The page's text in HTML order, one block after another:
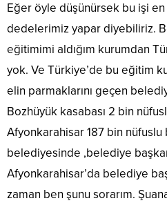
Eğer öyle düşünürsek bu işi en
dedelerimiz yapar diyebiliriz.
eğitimimi aldığım kurumdan
yok. Ve Türkiye’de bu eğitim
elin parmaklarını geçen
Bozhüyük kasabası 2 bin
Afyonkarahisar 187 bin nüfuslu
belediyesinde ,belediye
Afyonkarahisar’da belediye
zaman ben şunu sorarım.